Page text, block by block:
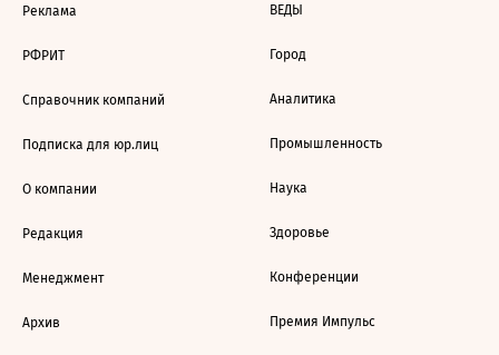
Реклама
РФРИТ
Справочник компаний
Подписка для юр.лиц
О компании
Редакция
Менеджмент
Архив
ВЕДЫ
Город
Аналитика
Промышленность
Наука
Здоровье
Конференции
Премия Импульс